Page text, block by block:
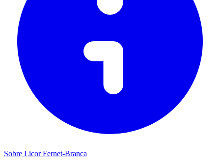
Sobre Licor Fernet-Branca